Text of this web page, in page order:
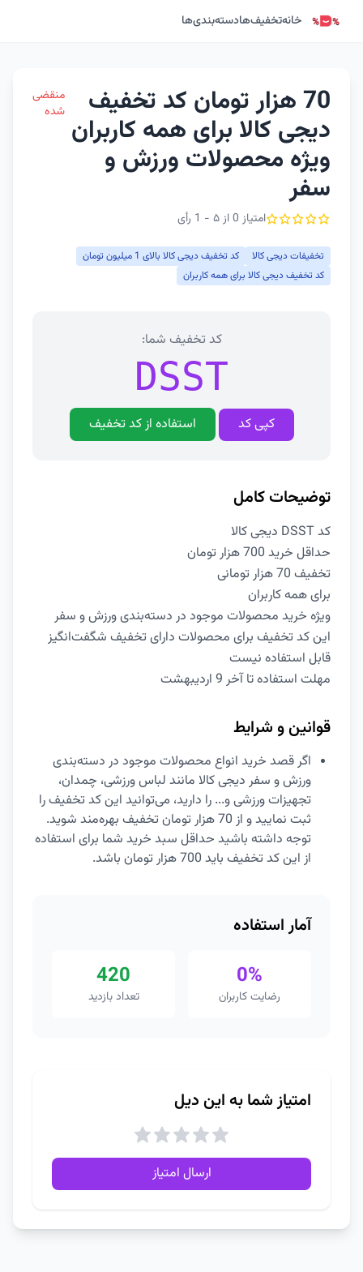
خانهتخفیف‌هادسته‌بندی‌ها
70 هزار تومان کد تخفیف
دیجی کالا برای همه کاربران
ویژه محصولات ورزش و
سفر
امتیاز 0 از ۵ - 1 رأی
منقضی
شده
تخفیفات دیجی کالا
کد تخفیف دیجی کالا بالای 1 میلیون تومان
کد تخفیف دیجی کالا برای همه کاربران
کد تخفیف شما:
DSST
کپی کد استفاده از کد تخفیف
توضیحات کامل
کد DSST دیجی کالا
حداقل خرید 700 هزار تومان
تخفیف 70 هزار تومانی
برای همه کاربران
ویژه خرید محصولات موجود در دسته‌بندی ورزش و سفر
این کد تخفیف برای محصولات دارای تخفیف شگفت‌انگیز
قابل استفاده نیست
مهلت استفاده تا آخر 9 اردیبهشت
قوانین و شرایط
اگر قصد خرید انواع محصولات موجود در دسته‌بندی
ورزش و سفر دیجی کالا مانند لباس ورزشی، چمدان،
تجهیزات ورزشی و... را دارید، می‌توانید این کد تخفیف را
ثبت نمایید و از 70 هزار تومان تخفیف بهره‌مند شوید.
توجه داشته باشید حداقل سبد خرید شما برای استفاده
از این کد تخفیف باید 700 هزار تومان باشد.
آمار استفاده
0%
رضایت کاربران
420
تعداد بازدید
امتیاز شما به این دیل
ارسال امتیاز